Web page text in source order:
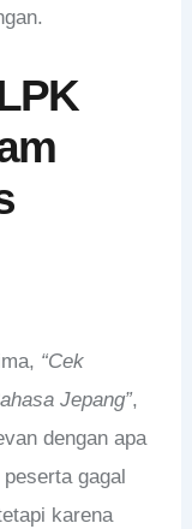
“Cek
Jepang”,
dengan apa
gagal
karena